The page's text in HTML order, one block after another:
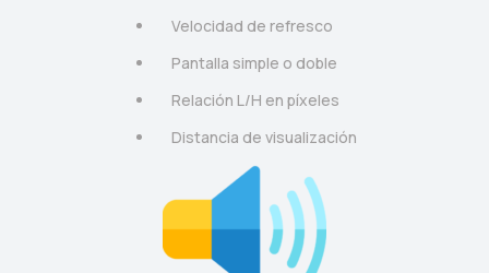
Velocidad de refresco
Pantalla simple o doble
Relación L/H en píxeles
Distancia de visualización